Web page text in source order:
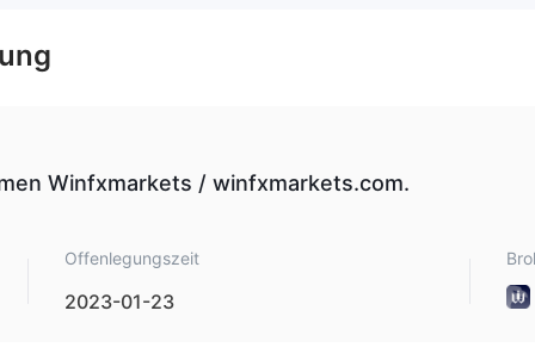
aber als wir versuchten, die vermeintliche MetaTrader 4 und 5
empfehlen, diesen Broker aufgrund der bisher festgestellten
Winfxmarkets / winfxmarkets.com.
Offenlegungszeit
2023-01-23